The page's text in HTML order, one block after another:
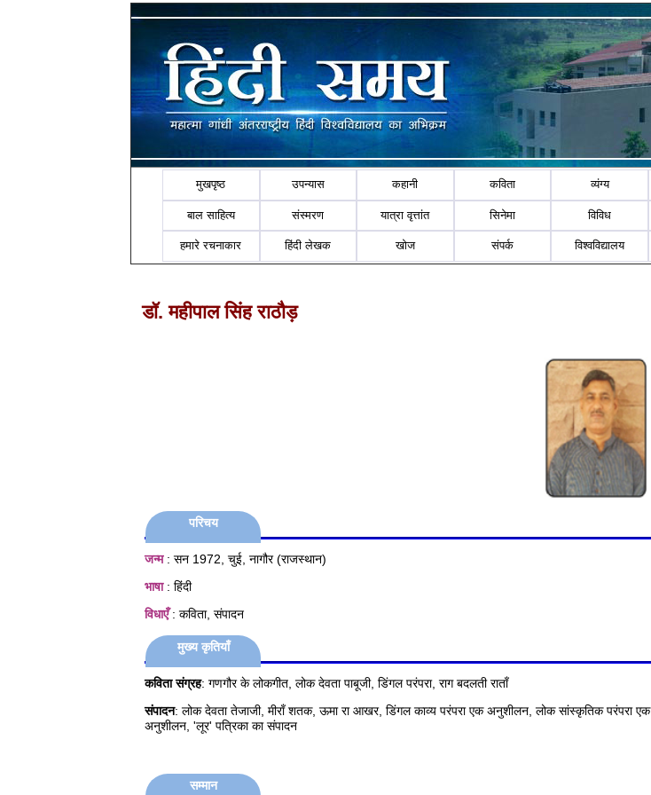
मुखपृष्ठ उपन्यास कहानी कविता व्यंग्य
बाल साहित्य संस्मरण यात्रा वृत्तांत सिनेमा विविध
हमारे रचनाकार हिंदी लेखक खोज संपर्क विश्वविद्यालय
डॉ. महीपाल सिंह राठौड़
परिचय
जन्म: सन 1972, चुई, नागौर (राजस्थान)
भाषा: हिंदी
विधाएँ: कविता, संपादन
मुख्य कृतियाँ
कविता संग्रह: गणगौर के लोकगीत, लोक देवता पाबूजी, डिंगल परंपरा, राग बदलती राताँ
संपादन: लोक देवता तेजाजी, मीराँ शतक, ऊमा रा आखर, डिंगल काव्य परंपरा एक अनुशीलन, लोक सांस्कृतिक परंपरा एक
अनुशीलन, 'लूर' पत्रिका का संपादन
सम्मान